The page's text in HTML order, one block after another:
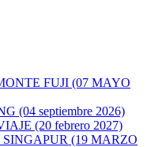
FUJI (07 MAYO
(04 septiembre 2026)
(20 febrero 2027)
(19 MARZO